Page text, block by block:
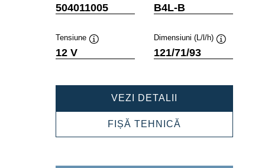
Tooltip
504011005 B4L-B
Tensiune
12 V
Dimensiuni (L/l/h)
121/71/93
VEZI DETALII
504011005
FIȘĂ TEHNICĂ